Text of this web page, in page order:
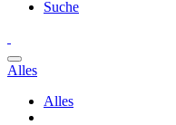
Suche
Alles
Alles